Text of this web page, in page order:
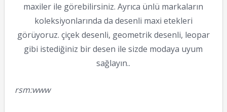
maxiler ile görebilirsiniz. Ayrıca ünlü markaların
koleksiyonlarında da desenli maxi etekleri
görüyoruz. çiçek desenli, geometrik desenli, leopar
gibi istediğiniz bir desen ile sizde modaya uyum
sağlayın..
rsm:www